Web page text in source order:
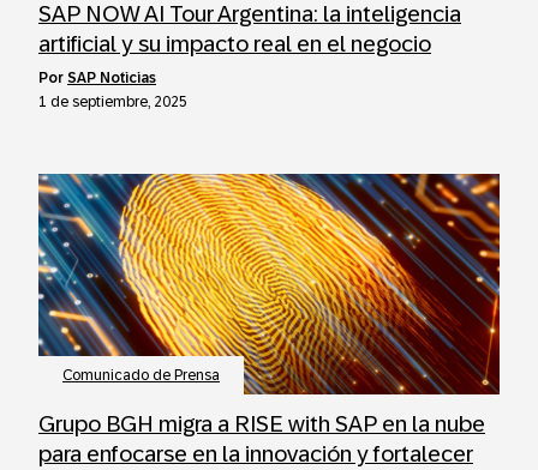
SAP NOW AI Tour Argentina: la inteligencia
artificial y su impacto real en el negocio
por SAP Noticias
1 de septiembre, 2025
Comunicado de Prensa
Grupo BGH migra a RISE with SAP en la nube
para enfocarse en la innovación y fortalecer